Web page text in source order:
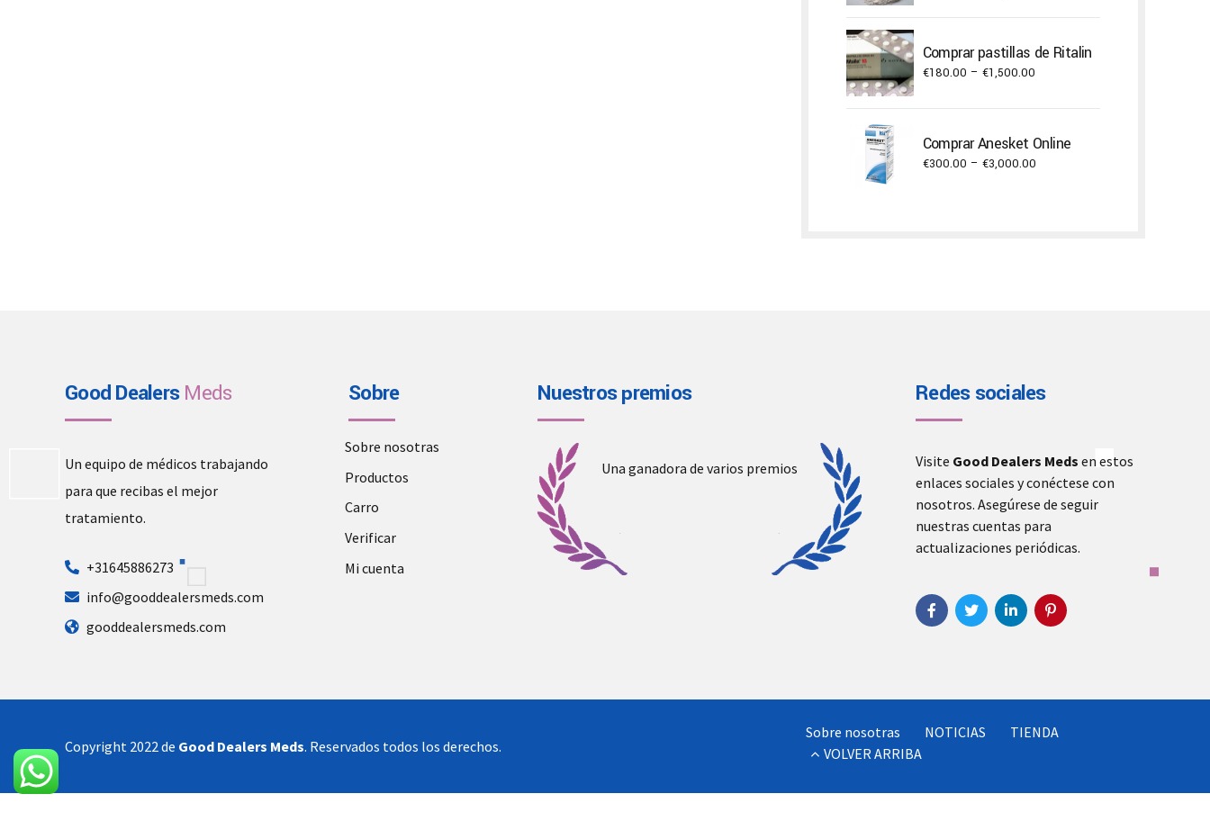
through
Comprar pastillas de Ritalin
€180.00 – €1,500.00Price
through
€1,500.00
Comprar Anesket Online
€300.00 – €3,000.00Price
Good DealersMeds
Un equipo de médicos trabajando
para que recibas el mejor
tratamiento.
+31645886273
info@gooddealersmeds.com
gooddealersmeds.com
Sobre
Sobre nosotras
Productos
Carro
Verificar
Mi cuenta
Nuestros premios
Una ganadora de varios premios
Redes sociales
Visite Good Dealers Meds en estos
enlaces sociales y conéctese con
nosotros. Asegúrese de seguir
nuestras cuentas para
actualizaciones periódicas.
Copyright 2022 de Good Dealers Meds. Reservados todos los derechos.
Sobre nosotras NOTICIAS
TIENDA
VOLVER ARRIBA